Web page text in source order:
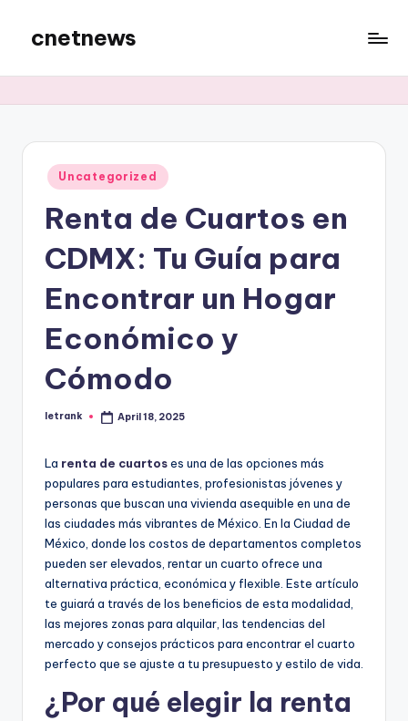
content
cnetnews
Posted
in
Uncategorized
Renta de Cuartos en
CDMX: Tu Guía para
Encontrar un Hogar
Económico y
Cómodo
Posted
letrank April 18, 2025
La renta de cuartoses una de las opciones más
populares para estudiantes, profesionistas jóvenes y
personas que buscan una vivienda asequible en una de
las ciudades más vibrantes de México. En la Ciudad de
México, donde los costos de departamentos completos
pueden ser elevados, rentar un cuarto ofrece una
alternativa práctica, económica y flexible. Este artículo
te guiará a través de los beneficios de esta modalidad,
las mejores zonas para alquilar, las tendencias del
mercado y consejos prácticos para encontrar el cuarto
perfecto que se ajuste a tu presupuesto y estilo de vida.
¿Por qué elegir la renta